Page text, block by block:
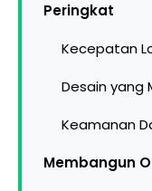
Peringkat
Kecepatan
Desain yang
Keamanan
Membangun